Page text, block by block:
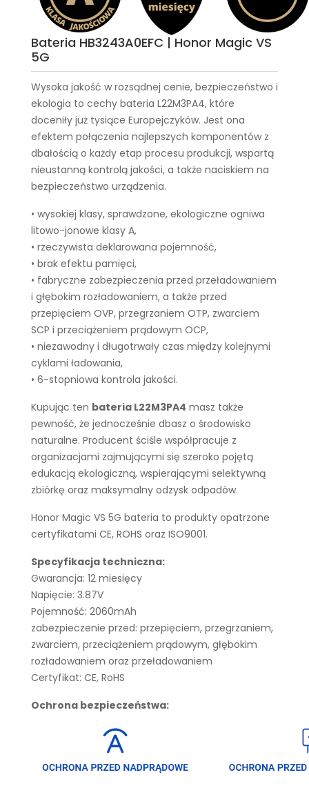
Bateria HB3243A0EFC | Honor Magic VS
5G
Wysoka jakość w rozsądnej cenie, bezpieczeństwo i
ekologia to cechy bateria L22M3PA4, które
doceniły już tysiące Europejczyków. Jest ona
efektem połączenia najlepszych komponentów z
dbałością o każdy etap procesu produkcji, wspartą
nieustanną kontrolą jakości, a także naciskiem na
bezpieczeństwo urządzenia.
• wysokiej klasy, sprawdzone, ekologiczne ogniwa
litowo-jonowe klasy A,
• rzeczywista deklarowana pojemność,
• brak efektu pamięci,
• fabryczne zabezpieczenia przed przeładowaniem
i głębokim rozładowaniem, a także przed
przepięciem OVP, przegrzaniem OTP, zwarciem
SCP i przeciążeniem prądowym OCP,
• niezawodny i długotrwały czas między kolejnymi
cyklami ładowania,
• 6-stopniowa kontrola jakości.
Kupując ten bateria L22M3PA4 masz także
pewność, że jednocześnie dbasz o środowisko
naturalne. Producent ściśle współpracuje z
organizacjami zajmującymi się szeroko pojętą
edukacją ekologiczną, wspierającymi selektywną
zbiórkę oraz maksymalny odzysk odpadów.
Honor Magic VS 5G bateria to produkty opatrzone
certyfikatami CE, ROHS oraz ISO9001.
Specyfikacja techniczna:
Gwarancja: 12 miesięcy
Napięcie: 3.87V
Pojemność: 2060mAh
zabezpieczenie przed: przepięciem, przegrzaniem,
zwarciem, przeciążeniem prądowym, głębokim
rozładowaniem oraz przeładowaniem
Certyfikat: CE, RoHS
Ochrona bezpieczeństwa: